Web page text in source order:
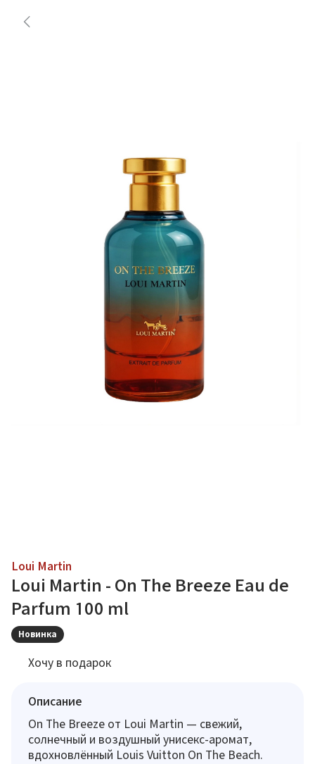
Loui Martin
Loui Martin - On The Breeze Eau de
Parfum 100 ml
Новинка
Хочу в подарок
Описание
On The Breeze от Loui Martin — свежий,
солнечный и воздушный унисекс-аромат,
вдохновлённый Louis Vuitton On The Beach.